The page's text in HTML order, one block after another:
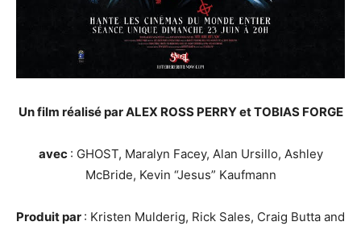
Un film réalisé par ALEX ROSS PERRY et TOBIAS FORGE
avec : GHOST, Maralyn Facey, Alan Ursillo, Ashley
McBride, Kevin “Jesus” Kaufmann
Produit par : Kristen Mulderig, Rick Sales, Craig Butta and